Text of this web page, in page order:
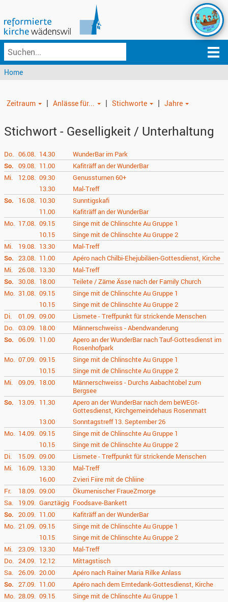
Home
Zeitraum | Anlässe für... | Stichworte | Jahre
Stichwort - Geselligkeit / Unterhaltung
Do. 06.08. 14.30
WunderBar im Park
So. 09.08. 11.00
Kafiträff an der WunderBar
Mi.
12.08. 09.30
Genussturnen 60+
13.30
Mal-Treff
So.
16.08. 10.30
Sunntigskafi
11.00
Kafiträff an der WunderBar
Mo. 17.08. 09.15
Singe mit de Chlinschte Au Gruppe 1
10.15
Singe mit de Chlinschte Au Gruppe 2
Mi.
19.08. 13.30
Mal-Treff
So. 23.08. 11.00
Apéro nach Chilbi-Ehejubiläen-Gottesdienst, Kirche
Mi.
26.08. 13.30
Mal-Treff
So. 30.08. 18.00
Teilete / Zäme Ässe nach der Family Church
Mo. 31.08. 09.15
Singe mit de Chlinschte Au Gruppe 1
10.15
Singe mit de Chlinschte Au Gruppe 2
Di.
01.09. 09.00
Lismete - Treffpunkt für strickende Menschen
Do. 03.09. 18.00
Männerschweiss - Abendwanderung
So. 06.09. 11.00
Apero an der WunderBar nach Tauf-Gottesdienst im
Rosenhofpark
Mo. 07.09. 09.15
Singe mit de Chlinschte Au Gruppe 1
10.15
Singe mit de Chlinschte Au Gruppe 2
Mi.
09.09. 18.00
Männerschweiss - Durchs Aabachtobel zum
Bergsee
So.
13.09. 11.30
Apero an der WunderBar nach dem beWEGt-
Gottesdienst, Kirchgemeindehaus Rosenmatt
13.00
Sonntagstreff 13. September 26
Mo. 14.09. 09.15
Singe mit de Chlinschte Au Gruppe 1
10.15
Singe mit de Chlinschte Au Gruppe 2
Di.
15.09. 09.00
Lismete - Treffpunkt für strickende Menschen
Mi.
16.09. 13.30
Mal-Treff
16.00
Zvieri Fiire mit de Chliine
Fr.
18.09. 09.00
Ökumenischer FraueZmorge
Sa.
19.09. Ganztägig Foodsave-Bankett
So. 20.09. 11.00
Kafiträff an der WunderBar
Mo. 21.09. 09.15
Singe mit de Chlinschte Au Gruppe 1
10.15
Singe mit de Chlinschte Au Gruppe 2
Mi.
23.09. 13.30
Mal-Treff
Do. 24.09. 12.12
Mittagstisch
Sa. 26.09. 20.00
Apéro nach Rainer Maria Rilke Anlass
So. 27.09. 11.00
Apéro nach dem Erntedank-Gottesdienst, Kirche
Mo. 28.09. 09.15
Singe mit de Chlinschte Au Gruppe 1